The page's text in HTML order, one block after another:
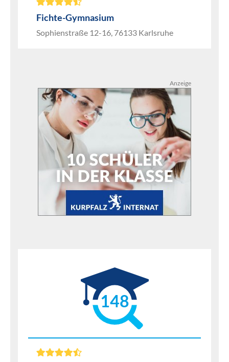
Fichte-Gymnasium
Sophienstraße 12-16, 76133 Karlsruhe
Anzeige
148